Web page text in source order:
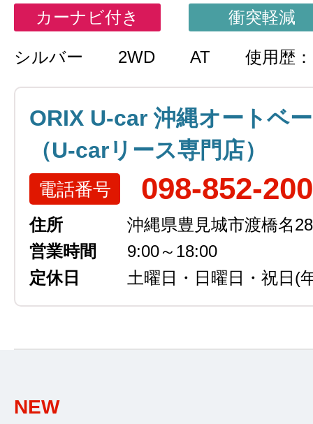
カーナビ付き 衝突軽減
シルバー 2WD AT 使用歴
ORIX U-car 沖縄オートベ
（U-carリース専門店）
電話番号 098-852-
住所
沖縄県豊見城市渡橋名
営業時間
9:00～18:00
定休日
土曜日・日曜日・祝日 (
NEW